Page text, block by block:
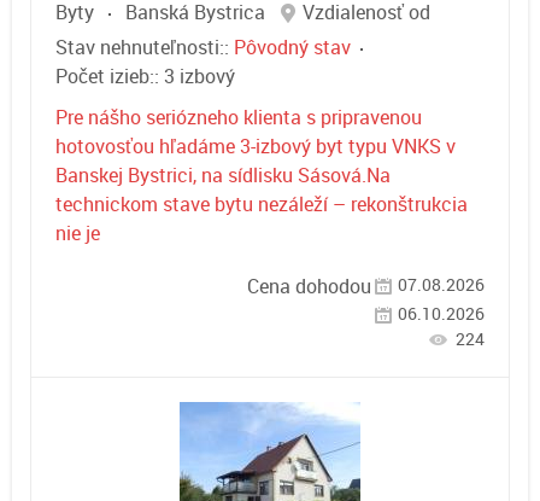
Byty Banská Bystrica
Vzdialenosť od
Stav nehnuteľnosti:: Pôvodný stav
Počet izieb:: 3 izbový
Pre nášho seriózneho klienta s pripravenou
hotovosťou hľadáme 3-izbový byt typu VNKS v
Banskej Bystrici, na sídlisku Sásová.Na
technickom stave bytu nezáleží – rekonštrukcia
nie je
Cena dohodou
07.08.2026
06.10.2026
224